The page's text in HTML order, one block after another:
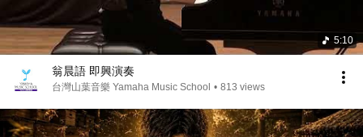
5:10
翁晨語 即興演奏
台灣山葉音樂 Yamaha Music School • 813 views